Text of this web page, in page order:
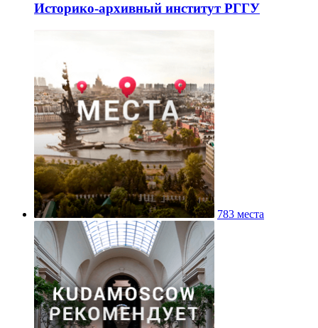
Историко-архивный институт РГГУ
783 места